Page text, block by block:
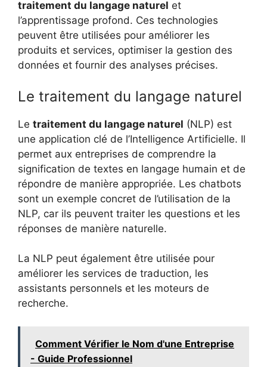
traitement du langage naturel et
l’apprentissage profond. Ces technologies
peuvent être utilisées pour améliorer les
produits et services, optimiser la gestion des
données et fournir des analyses précises.
Le traitement du langage naturel
Le traitement du langage naturel (NLP) est
une application clé de l’Intelligence Artificielle. Il
permet aux entreprises de comprendre la
signification de textes en langage humain et de
répondre de manière appropriée. Les chatbots
sont un exemple concret de l’utilisation de la
NLP, car ils peuvent traiter les questions et les
réponses de manière naturelle.
La NLP peut également être utilisée pour
améliorer les services de traduction, les
assistants personnels et les moteurs de
recherche.
Comment Vérifier le Nom d'une Entreprise
- Guide Professionnel